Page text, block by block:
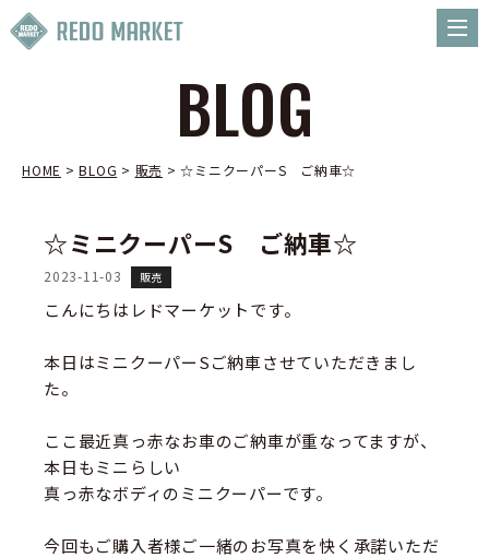
BLOG
HOME >BLOG > 販売 >☆ミニクーパーS ご納車☆
☆ミニクーパーS ご納車☆
2023-11-03 販売
こんにちはレドマーケットです。
本日はミニクーパーSご納車させていただきまし
た。
ここ最近真っ赤なお車のご納車が重なってますが、
本日もミニらしい
真っ赤なボディのミニクーパーです。
今回もご購入者様ご一緒のお写真を快く承諾いただ